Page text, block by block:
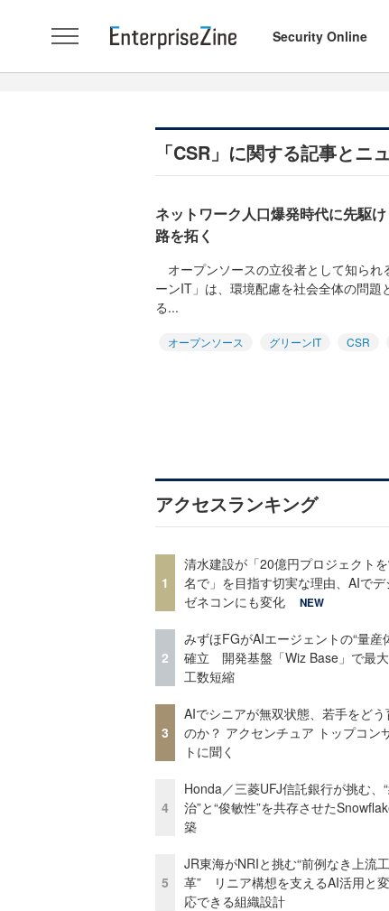
Security Online
「CSR」に関する記事とニ
ネットワーク人口爆発時代に先駆
路を拓く
オープンソースの立役者として知られ
ーンIT」は、環境配慮を社会全体の問
る...
オープンソース グリーンIT CSR
アクセスランキング
1
清水建設が「20億円プロジェクト
名で」を目指す切実な理由、AIで
ゼネコンにも変化
NEW
2
みずほFGがAIエージェントの“量産
確立 開発基盤「Wiz Base」で最
工数短縮
3
AIでシニアが無双状態、若手をどう
のか？ アクセンチュア トップコン
トに聞く
4
Honda／三菱UFJ信託銀行が挑む、
治”と“俊敏性”を共存させた
築
5
JR東海がNRIと挑む“前例なき上流
革” リニア構想を支えるAI活用と
応できる組織設計